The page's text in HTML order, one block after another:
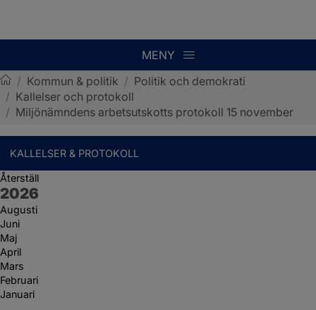
MENY
Sotenäs kommun
/ Kommun & politik / Politik och demokrati
/ Kallelser och protokoll
/ Miljönämndens arbetsutskotts protokoll 15 november
KALLELSER & PROTOKOLL
Återställ
År:
2026
Augusti
Juni
Maj
April
Mars
Februari
Januari